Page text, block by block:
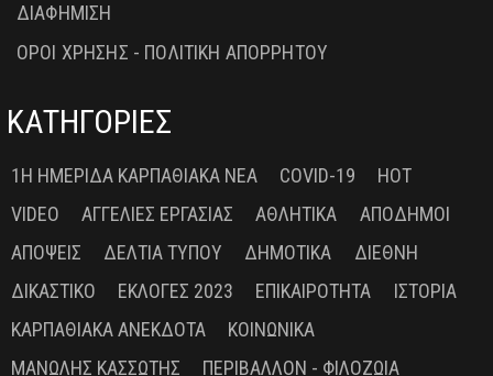
ΔΙΑΦΗΜΙΣΗ
ΟΡΟΙ ΧΡΗΣΗΣ - ΠΟΛΙΤΙΚΗ ΑΠΟΡΡΗΤΟΥ
ΚΑΤΗΓΟΡΙΕΣ
1Η ΗΜΕΡΊΔΑ ΚΑΡΠΑΘΙΑΚΆ ΝΈΑ COVID-19
HOT
VIDEO
ΑΓΓΕΛΊΕΣ ΕΡΓΑΣΊΑΣ ΑΘΛΗΤΙΚΆ
ΑΠΌΔΗΜΟΙ
ΑΠΌΨΕΙΣ
ΔΕΛΤΊΑ ΤΎΠΟΥ ΔΗΜΟΤΙΚΆ
ΔΙΕΘΝΉ
ΔΙΚΑΣΤΙΚΌ
ΕΚΛΟΓΈΣ 2023 ΕΠΙΚΑΙΡΌΤΗΤΑ
ΙΣΤΟΡΊΑ
ΚΑΡΠΑΘΙΑΚΆ ΑΝΈΚΔΟΤΑ
ΚΟΙΝΩΝΙΚΆ
ΜΑΝΏΛΗΣ ΚΑΣΣΏΤΗΣ
ΠΕΡΙΒΆΛΛΟΝ - ΦΙΛΟΖΩΊΑ